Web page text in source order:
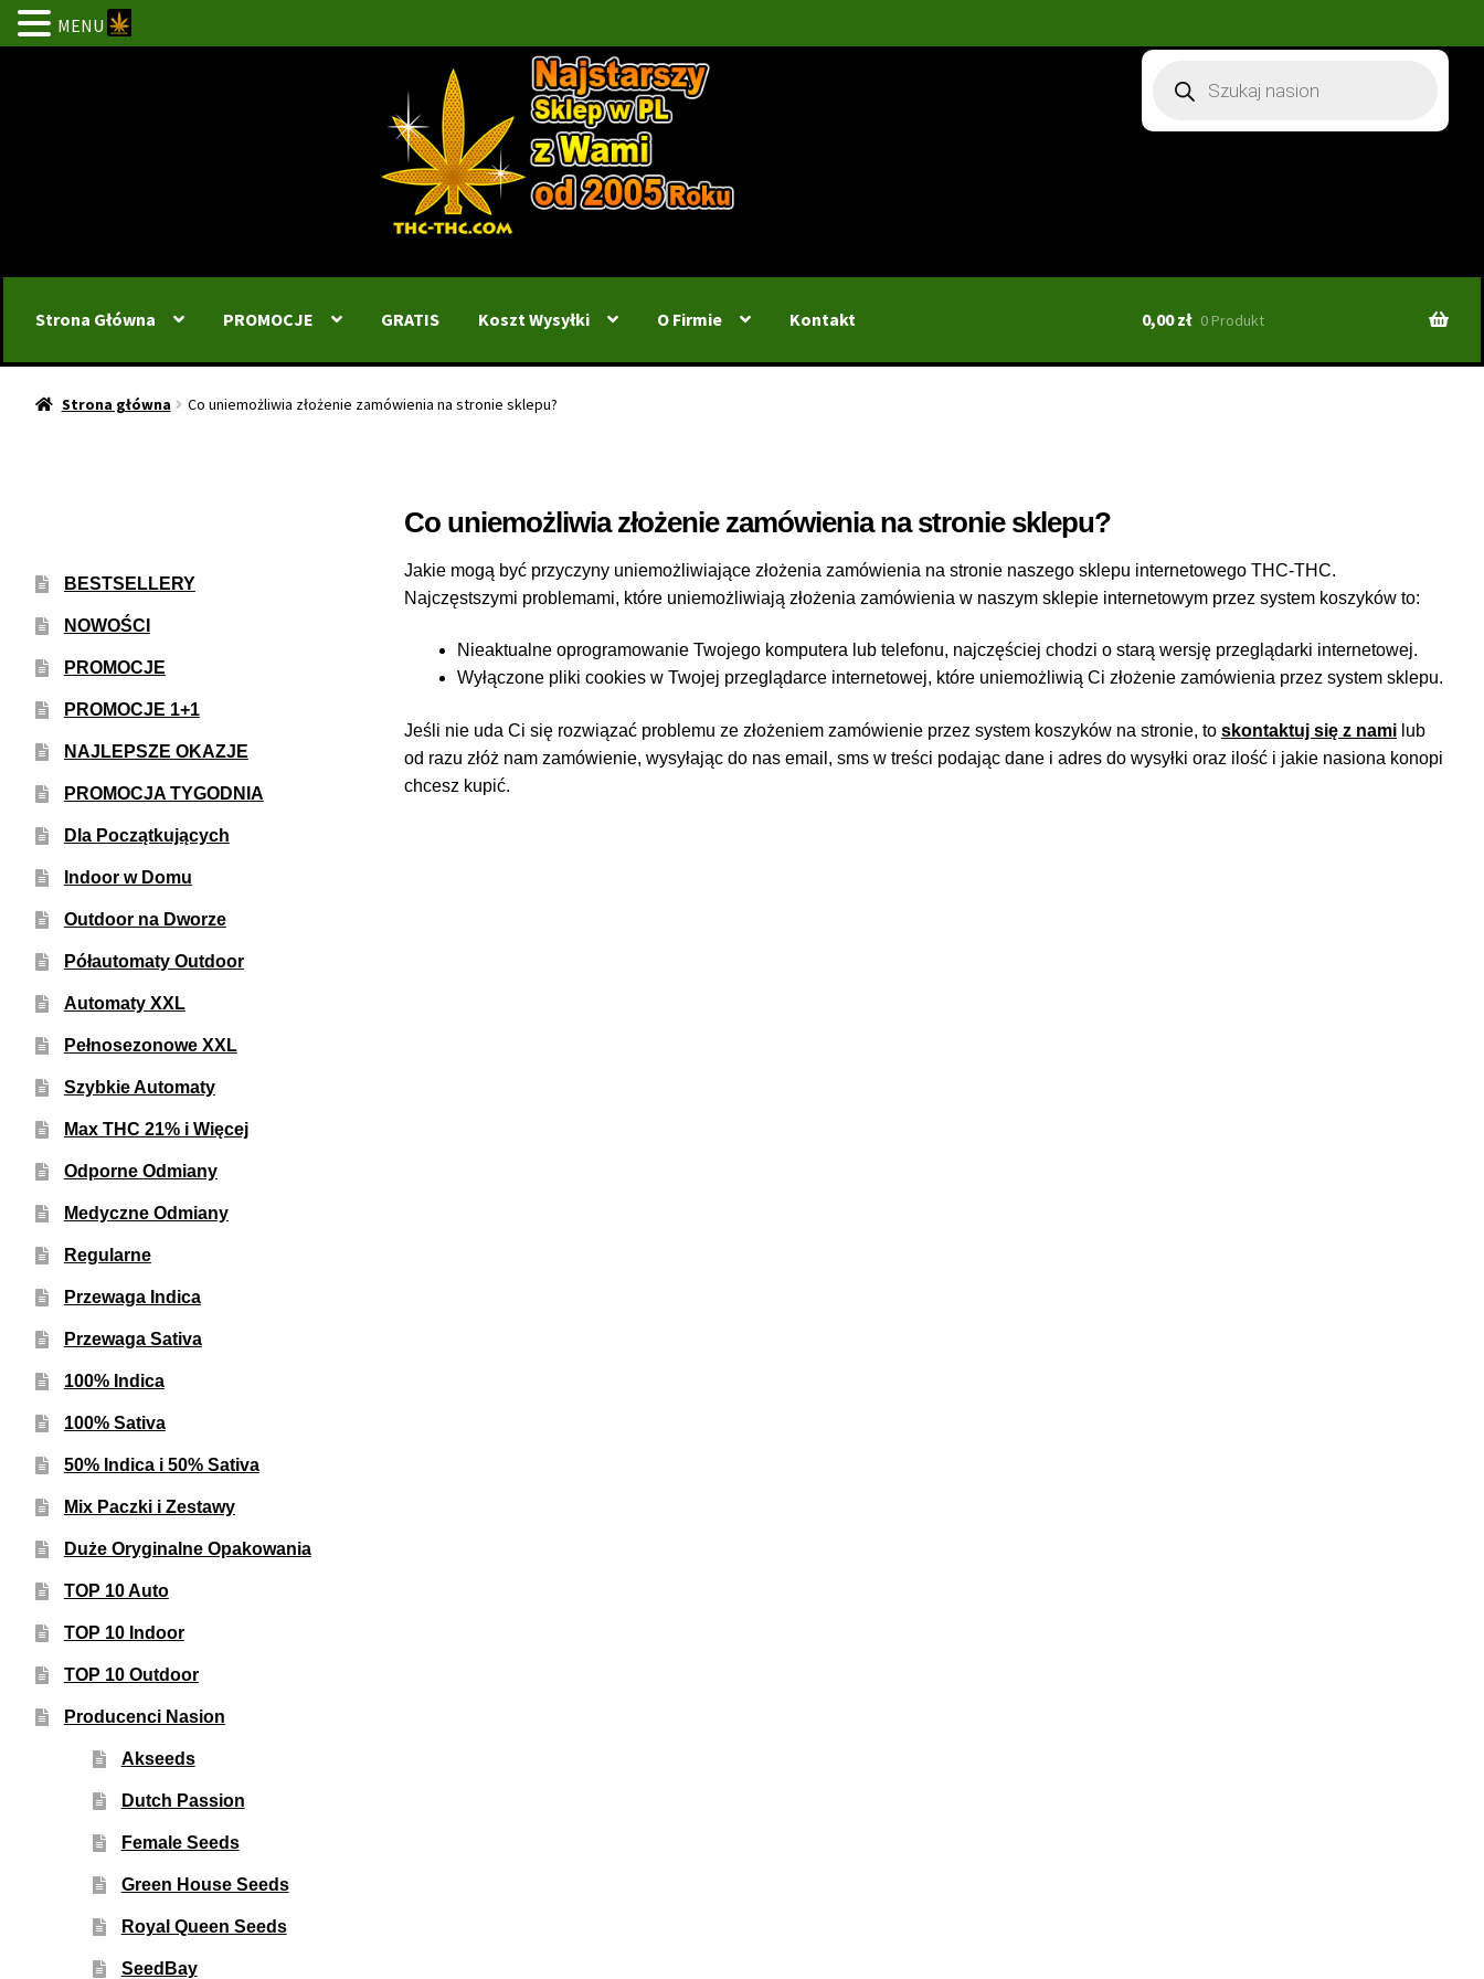
produktów
Strona Główna PROMOCJE GRATIS Koszt Wysyłki O Firmie Kontakt 0,00zł 0 Produkt
Strona główna Co uniemożliwia złożenie zamówienia na stronie sklepu?
Co uniemożliwia złożenie zamówienia na stronie sklepu?
Jakie mogą być przyczyny uniemożliwiające złożenia zamówienia na stronie naszego sklepu internetowego THC-THC.
Najczęstszymi problemami, które uniemożliwiają złożenia zamówienia w naszym sklepie internetowym przez system koszyków to:
Nieaktualne oprogramowanie Twojego komputera lub telefonu, najczęściej chodzi o starą wersję przeglądarki internetowej.
Wyłączone pliki cookies w Twojej przeglądarce internetowej, które uniemożliwią Ci złożenie zamówienia przez system sklepu.
Jeśli nie uda Ci się rozwiązać problemu ze złożeniem zamówienie przez system koszyków na stronie, to skontaktuj się z namilub
od razu złóż nam zamówienie, wysyłając do nas email, sms w treści podając dane i adres do wysyłki oraz ilość i jakie nasiona konopi
chcesz kupić.
BESTSELLERY
NOWOŚCI
PROMOCJE
PROMOCJE 1+1
NAJLEPSZE OKAZJE
PROMOCJA TYGODNIA
Dla Początkujących
Indoor w Domu
Outdoor na Dworze
Półautomaty Outdoor
Automaty XXL
Pełnosezonowe XXL
Szybkie Automaty
Max THC 21% i Więcej
Odporne Odmiany
Medyczne Odmiany
Regularne
Przewaga Indica
Przewaga Sativa
100% Indica
100% Sativa
50% Indica i 50% Sativa
Mix Paczki i Zestawy
Duże Oryginalne Opakowania
TOP 10 Auto
TOP 10 Indoor
TOP 10 Outdoor
Producenci Nasion
Akseeds
Dutch Passion
Female Seeds
Green House Seeds
Royal Queen Seeds
SeedBay
MENU